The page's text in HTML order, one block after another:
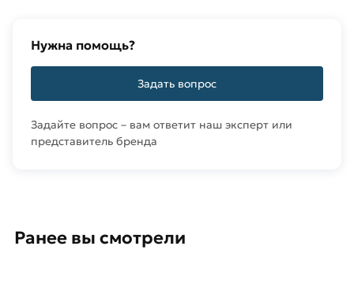
Нужна помощь?
Задать вопрос
Задайте вопрос – вам ответит наш эксперт или
представитель бренда
Ранее вы смотрели